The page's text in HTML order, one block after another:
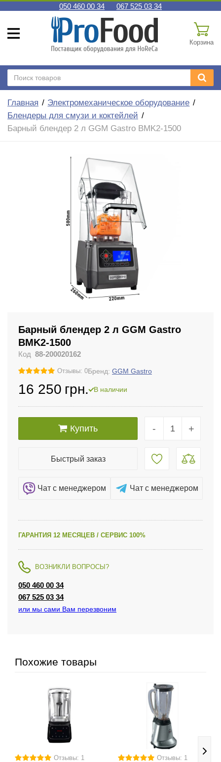
050 460 00 34 067 525 03 34
Корзина
Главная
Электромеханическое оборудование
Блендеры для смузи и коктейлей
Барный блендер 2 л GGM Gastro BMK2-1500
Барный блендер 2 л GGM Gastro
BMK2-1500
Код 88-200020162
Отзывы: 0Бренд: GGM Gastro
16 250 грн. В наличии
- +
Купить
Быстрый заказ
Чат c менеджером Чат c менеджером
ГАРАНТИЯ 12 МЕСЯЦЕВ / СЕРВИС 100%
ВОЗНИКЛИ ВОПРОСЫ?
050 460 00 34
067 525 03 34
или мы сами Вам перезвоним
Похожие товары
Отзывы: 1 Отзывы: 1